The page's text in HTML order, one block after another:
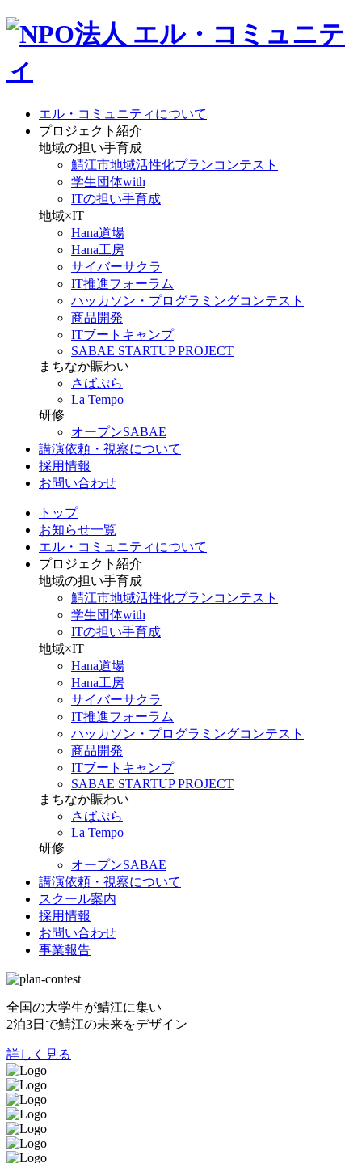
エル・コミュニティについて
プロジェクト紹介
地域の担い手育成
鯖江市地域活性化プランコンテスト
学生団体with
ITの担い手育成
地域×IT
Hana道場
Hana工房
サイバーサクラ
IT推進フォーラム
ハッカソン・プログラミングコンテスト
商品開発
ITブートキャンプ
SABAE STARTUP PROJECT
まちなか賑わい
さばぷら
La Tempo
研修
オープンSABAE
講演依頼・視察について
採用情報
お問い合わせ
トップ
お知らせ一覧
エル・コミュニティについて
プロジェクト紹介
地域の担い手育成
鯖江市地域活性化プランコンテスト
学生団体with
ITの担い手育成
地域×IT
Hana道場
Hana工房
サイバーサクラ
IT推進フォーラム
ハッカソン・プログラミングコンテスト
商品開発
ITブートキャンプ
SABAE STARTUP PROJECT
まちなか賑わい
さばぷら
La Tempo
研修
オープンSABAE
講演依頼・視察について
スクール案内
採用情報
お問い合わせ
事業報告
全国の大学生が鯖江に集い
2泊3日で鯖江の未来をデザイン
詳しく見る